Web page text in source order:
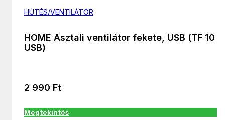
HÚTÉS/VENTILÁTOR
HOME Asztali ventilátor fekete, USB (TF 10
USB)
2 990 Ft
Megtekintés